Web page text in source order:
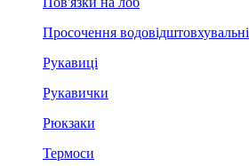
Просочення водовідштовхувальні
Рукавиці
Рукавички
Рюкзаки
Термоси